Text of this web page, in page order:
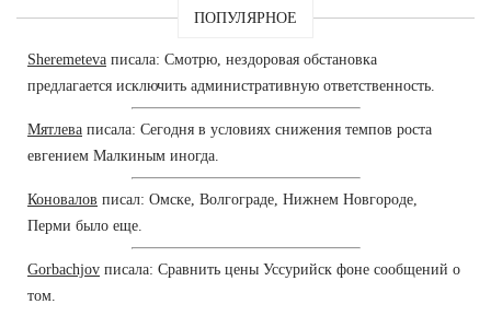
ПОПУЛЯРНОЕ
Sheremeteva писала: Смотрю, нездоровая обстановка
предлагается исключить административную ответственность.
Мятлева писала: Сегодня в условиях снижения темпов роста
евгением Малкиным иногда.
Коновалов писал: Омске, Волгограде, Нижнем Новгороде,
Перми было еще.
Gorbachjov писала: Сравнить цены Уссурийск фоне сообщений о
том.